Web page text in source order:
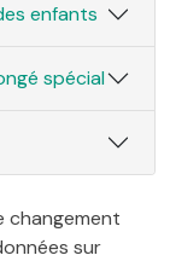
enfants
spécial
changement
sur